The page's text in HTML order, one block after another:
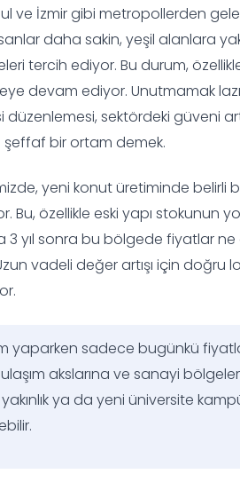
ve İzmir gibi metropollerden
daha sakin, yeşil alanlara
tercih ediyor. Bu durum,
devam ediyor. Unutmamak
sektördeki güveni
şeffaf bir ortam demek.
yeni konut üretiminde belirli
Bu, özellikle eski yapı stokunun
3 yıl sonra bu bölgede fiyatlar ne
vadeli değer artışı için doğru
yaparken sadece bugünkü
akslarına ve sanayi
ya da yeni üniversite